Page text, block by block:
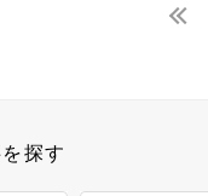
探す